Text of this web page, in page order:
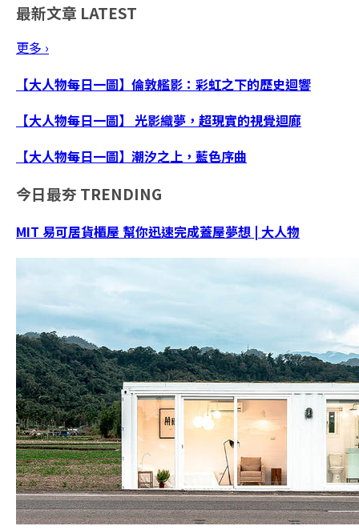
最新文章 LATEST
更多 ›
【大人物每日一圖】倫敦艦影：彩虹之下的歷史迴響
【大人物每日一圖】 光影織夢，超現實的視覺迴廊
【大人物每日一圖】潮汐之上，藍色序曲
今日最夯 TRENDING
MIT 易可居貨櫃屋 幫你迅速完成蓋屋夢想 | 大人物